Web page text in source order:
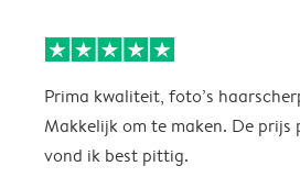
Prima kwaliteit, foto’s
Makkelijk om te maken. De prijs
vond ik best pittig.